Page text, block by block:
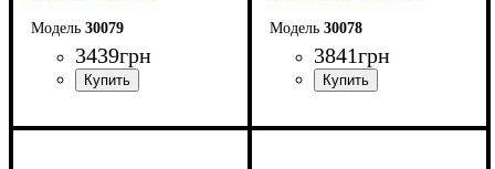
30079
3439грн
30078
3841грн